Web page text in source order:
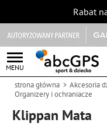
Rabat
MENU
strona główna Akcesoria
Organizery i ochraniacze
Klippan Mata